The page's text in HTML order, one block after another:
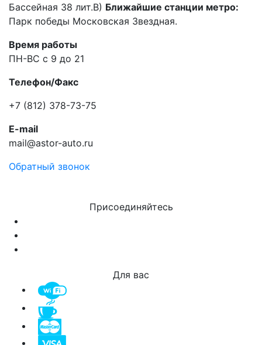
Бассейная 38 лит.В) Ближайшие станции метро:
Парк победы Московская Звездная.
Время работы
ПН-ВС с 9 до 21
Телефон/Факс
+7 (812) 378-73-75
E-mail
mail@astor-auto.ru
Обратный звонок
Присоединяйтесь
Для вас